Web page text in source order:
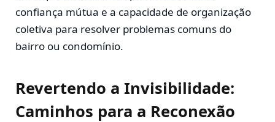
confiança mútua e a capacidade de organização
coletiva para resolver problemas comuns do
bairro ou condomínio.
Revertendo a Invisibilidade:
Caminhos para a Reconexão